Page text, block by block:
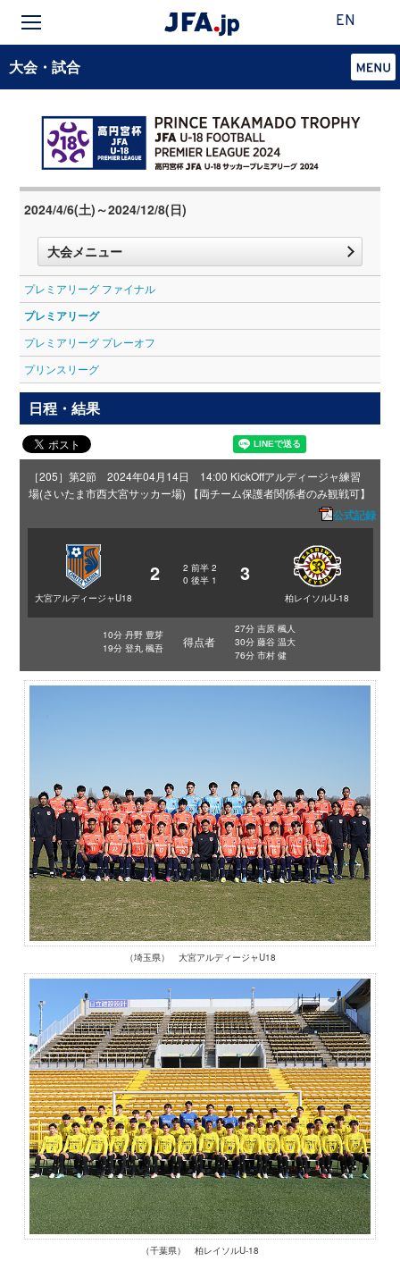
EN
大会・試合
2024/4/6(土)～2024/12/8(日)
大会メニュー
プレミアリーグ ファイナル
プレミアリーグ
プレミアリーグ プレーオフ
プリンスリーグ
日程・結果
［205］第2節 2024年04月14日 14:00 KickOffアルディージャ練習
場(さいたま市西大宮サッカー場) 【両チーム保護者関係者のみ観戦可】
公式記録
大宮アルディージャU18
2 2 前半 2
0 後半 1 3
柏レイソルU-18
10分 丹野 豊芽
19分 登丸 楓吾
得点者
27分 吉原 楓人
30分 藤谷 温大
76分 市村 健
（埼玉県） 大宮アルディージャU18
（千葉県） 柏レイソルU-18